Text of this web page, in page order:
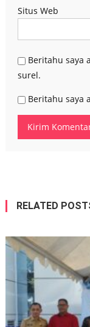
Situs Web
Beritahu saya
surel.
Beritahu saya
RELATED